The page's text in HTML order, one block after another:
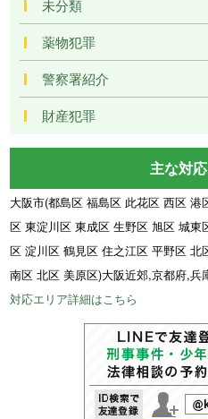
未分類
薬物犯罪
警察署紹介
財産犯罪
主な対
大阪市(都島区 福島区 此花区 西区
区 東淀川区 東成区 生野区 旭区 城
区 淀川区 鶴見区 住之江区 平野区
南区 北区 美原区)大阪近郊,京都府,兵
対応エリア詳細はこちら